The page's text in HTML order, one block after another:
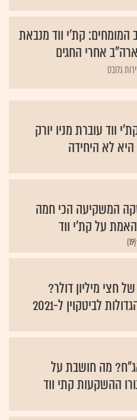
המומחים: קת'י ווד מנבאת
אחרי החגים
גלובס
ווד עוברת מניו יורק
היא לא היחידה
המשקיעה הכי חמה
על קת'י ווד
{19}
של חצי מיליון דולר?
לביטקוין ל-2021
מה חושבת על
ההשקעות קתי ווד